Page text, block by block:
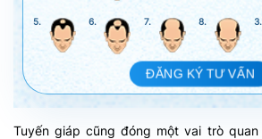
5. 6. 7. 8. 3.
ĐĂNG KÝ TƯ VẤN
Tuyến giáp cũng đóng một vai trò